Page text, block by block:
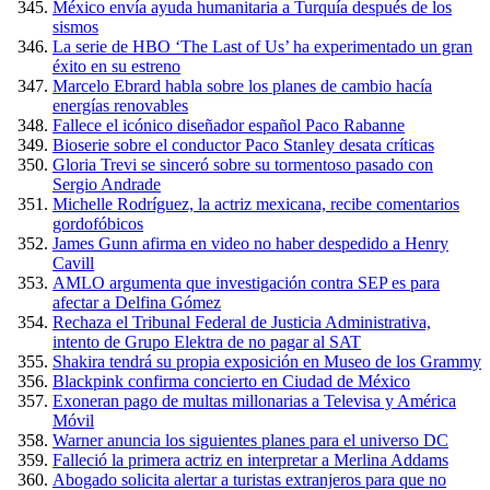
México envía ayuda humanitaria a Turquía después de los
sismos
La serie de HBO ‘The Last of Us’ ha experimentado un gran
éxito en su estreno
Marcelo Ebrard habla sobre los planes de cambio hacía
energías renovables
Fallece el icónico diseñador español Paco Rabanne
Bioserie sobre el conductor Paco Stanley desata críticas
Gloria Trevi se sinceró sobre su tormentoso pasado con
Sergio Andrade
Michelle Rodríguez, la actriz mexicana, recibe comentarios
gordofóbicos
James Gunn afirma en video no haber despedido a Henry
Cavill
AMLO argumenta que investigación contra SEP es para
afectar a Delfina Gómez
Rechaza el Tribunal Federal de Justicia Administrativa,
intento de Grupo Elektra de no pagar al SAT
Shakira tendrá su propia exposición en Museo de los Grammy
Blackpink confirma concierto en Ciudad de México
Exoneran pago de multas millonarias a Televisa y América
Móvil
Warner anuncia los siguientes planes para el universo DC
Falleció la primera actriz en interpretar a Merlina Addams
Abogado solicita alertar a turistas extranjeros para que no